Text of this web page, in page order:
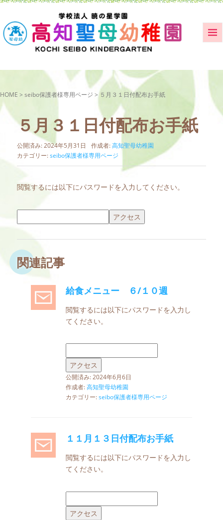
HOME > seibo保護者様専用ページ >５月３１日付配布お手紙
５月３１日付配布お手紙
公開済み: 2024年5月31日 作成者:高知聖母幼稚園
カテゴリー:seibo保護者様専用ページ
閲覧するには以下にパスワードを入力してください。
関連記事
給食メニュー ６/１０週
閲覧するには以下にパスワードを入力し
てください。
公開済み: 2024年6月6日
作成者:高知聖母幼稚園
カテゴリー:seibo保護者様専用ページ
１１月１３日付配布お手紙
閲覧するには以下にパスワードを入力し
てください。